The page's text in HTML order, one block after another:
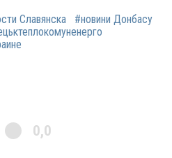
Славянска
#новини Донбасу
0,0